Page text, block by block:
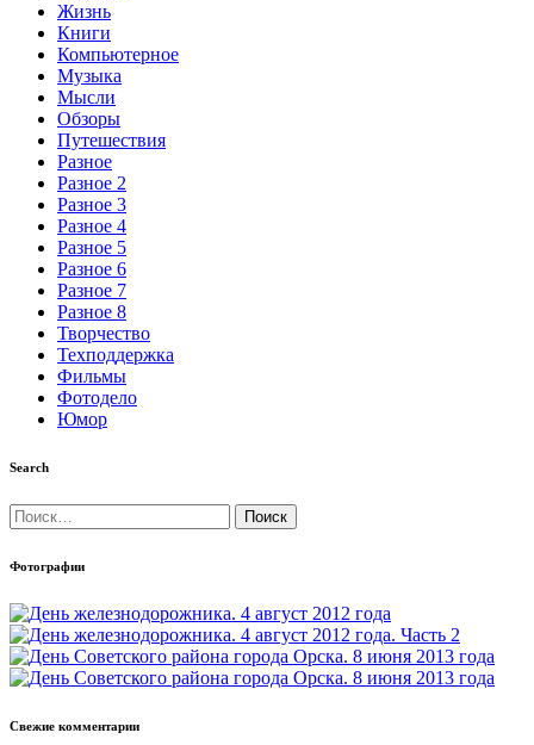
Жизнь
Книги
Компьютерное
Музыка
Мысли
Обзоры
Путешествия
Разное
Разное 2
Разное 3
Разное 4
Разное 5
Разное 6
Разное 7
Разное 8
Творчество
Техподдержка
Фильмы
Фотодело
Юмор
Search
Найти:
Фотографии
Свежие комментарии